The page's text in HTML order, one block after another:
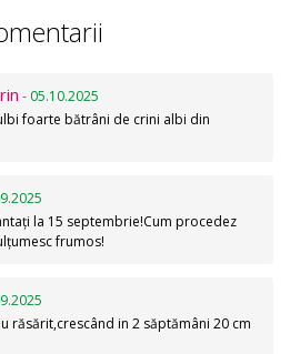
- 05.10.2025
foarte bătrâni de crini albi din
la 15 septembrie!Cum procedez
frumos!
răsărit,crescând in 2 săptămâni 20 cm